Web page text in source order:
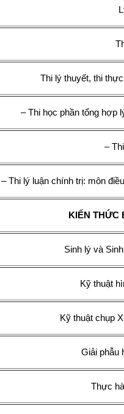
Thi lý thuyết, thi
– Thi học phần tổng hợp
–
– Thi lý luận chính trị: môn
KIẾN THỨC
Sinh lý và
Kỹ thuật
Kỹ thuật chụp
Giải phẫu
Thực